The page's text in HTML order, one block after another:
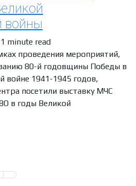
войны
1 minute read
проведения мероприятий,
80-й годовщины Победы в
войне 1941-1945 годов,
посетили выставку МЧС
в годы Великой